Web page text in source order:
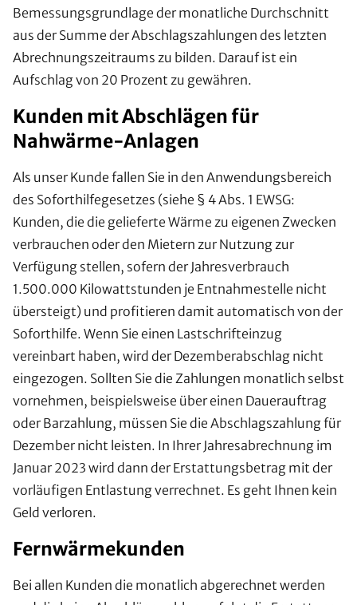
Bemessungsgrundlage der monatliche Durchschnitt
aus der Summe der Abschlagszahlungen des letzten
Abrechnungszeitraums zu bilden. Darauf ist ein
Aufschlag von 20 Prozent zu gewähren.
Kunden mit Abschlägen für
Nahwärme-Anlagen
Als unser Kunde fallen Sie in den Anwendungsbereich
des Soforthilfegesetzes (siehe § 4 Abs. 1 EWSG:
Kunden, die die gelieferte Wärme zu eigenen Zwecken
verbrauchen oder den Mietern zur Nutzung zur
Verfügung stellen, sofern der Jahresverbrauch
1.500.000 Kilowattstunden je Entnahmestelle nicht
übersteigt) und profitieren damit automatisch von der
Soforthilfe. Wenn Sie einen Lastschrifteinzug
vereinbart haben, wird der Dezemberabschlag nicht
eingezogen. Sollten Sie die Zahlungen monatlich selbst
vornehmen, beispielsweise über einen Dauerauftrag
oder Barzahlung, müssen Sie die Abschlagszahlung für
Dezember nicht leisten. In Ihrer Jahresabrechnung im
Januar 2023 wird dann der Erstattungsbetrag mit der
vorläufigen Entlastung verrechnet. Es geht Ihnen kein
Geld verloren.
Fernwärmekunden
Bei allen Kunden die monatlich abgerechnet werden